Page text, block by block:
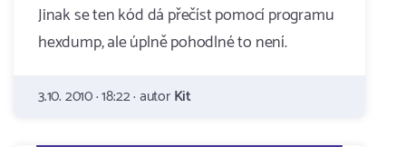
Jinak se ten kód dá přečíst pomocí programu
hexdump, ale úplně pohodlné to není.
3.10. 2010 · 18:22 · autorKit